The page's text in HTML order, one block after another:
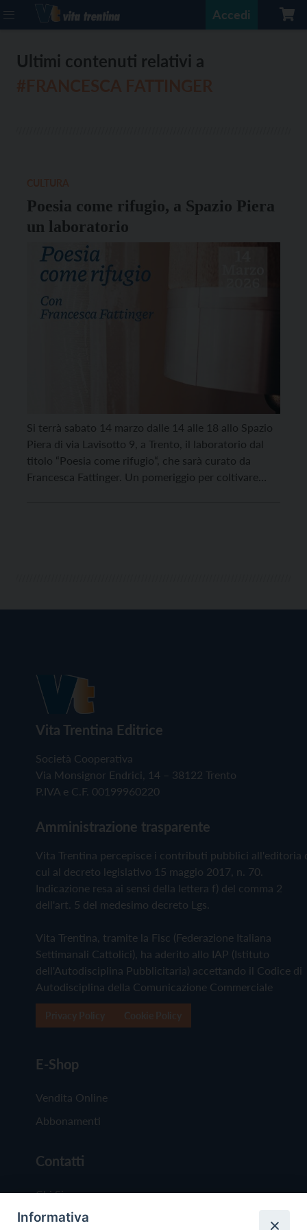
Accedi
Ultimi contenuti relativi a
Poesia come rifugio, a Spazio Piera
un laboratorio
Si terrà sabato 14 marzo dalle 14 alle 18 allo Spazio
Piera di via Lavisotto 9, a Trento, il laboratorio dal
titolo “Poesia come rifugio“, che sarà curato da
Francesca Fattinger. Un pomeriggio per coltivare
Vita Trentina Editrice
Società Cooperativa
Via Monsignor Endrici, 14 – 38122 Trento
P.IVA e C.F. 00199960220
Amministrazione trasparente
Vita Trentina percepisce i contributi pubblici all'editoria
cui al decreto legislativo 15 maggio 2017, n. 70.
Indicazione resa ai sensi della lettera f) del comma 2
dell'art. 5 del medesimo decreto Lgs.
Vita Trentina, tramite la Fisc (Federazione Italiana
Settimanali Cattolici), ha aderito allo IAP (Istituto
dell'Autodisciplina Pubblicitaria) accettando il Codice di
Autodisciplina della Comunicazione Commerciale
E-Shop
Vendita Online
Abbonamenti
Contatti
Chi Siamo
Redazione
Informativa